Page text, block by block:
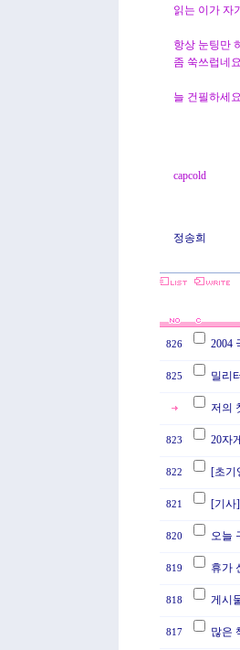
읽는 이가 자
항상 눈팅만
좀 쑥쓰럽네
늘 건필하세
capcold
정송희
826 2004
825 밀리
저의
823 20자
822 [초기
821 [기사
820 오늘
819 휴가
818 게시
817 많은